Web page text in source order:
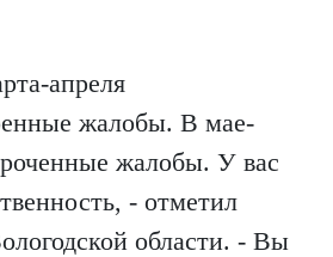
апреля
жалобы. В мае-
жалобы. У вас
- отметил
области. - Вы